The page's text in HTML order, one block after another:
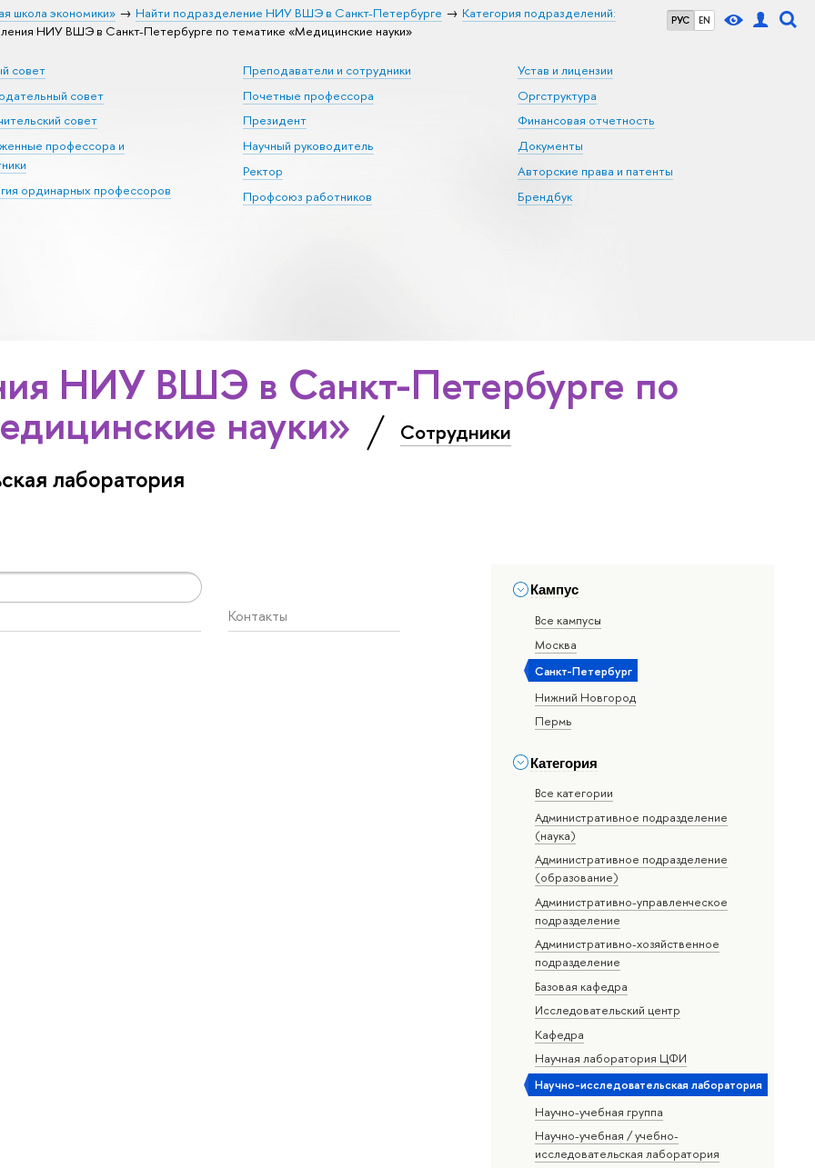
РУС EN
школа экономики» Найти подразделение НИУ ВШЭ в Санкт-Петербурге
Категория подразделений:
НИУ ВШЭ в Санкт-Петербурге по тематике «Медицинские науки»
совет
совет
совет
профессора и
ординарных профессоров
Преподаватели и сотрудники
Почетные профессора
Президент
Научный руководитель
Ректор
Профсоюз работников
Устав и лицензии
Оргструктура
Финансовая отчетность
Документы
Авторские права и патенты
Брендбук
НИУ ВШЭ в Санкт-Петербурге по
науки» Сотрудники
лаборатория
Кампус
Все кампусы
Москва
Санкт-Петербург
Нижний Новгород
Пермь
Категория
Все категории
Административное подразделение
(наука)
Административное подразделение
(образование)
Административно-управленческое
подразделение
Административно-хозяйственное
подразделение
Базовая кафедра
Исследовательский центр
Кафедра
Научная лаборатория ЦФИ
Научно-исследовательская лаборатория
Научно-учебная группа
Научно-учебная / учебно-
исследовательская лаборатория
Контакты